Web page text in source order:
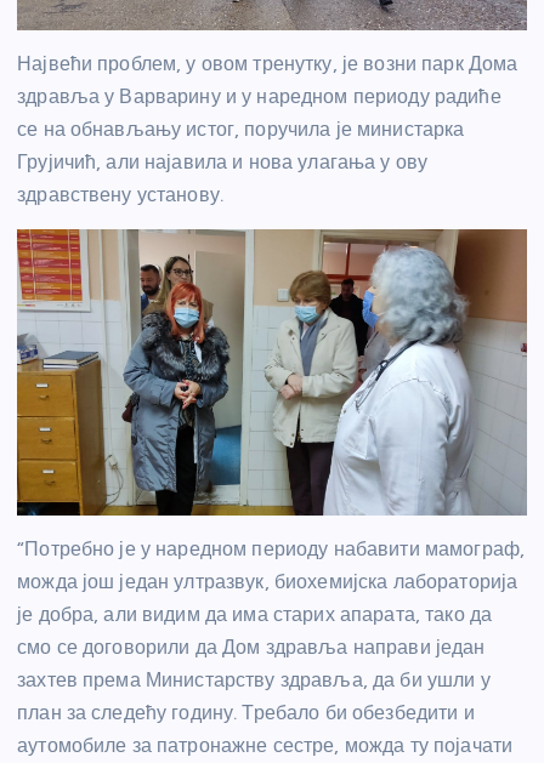
Највећи проблем, у овом тренутку, је возни парк Дома
здравља у Варварину и у наредном периоду радиће
се на обнављању истог, поручила је министарка
Грујичић, али најавила и нова улагања у ову
здравствену установу.
“Потребно је у наредном периоду набавити мамограф,
можда још један ултразвук, биохемијска лабораторија
је добра, али видим да има старих апарата, тако да
смо се договорили да Дом здравља направи један
захтев према Министарству здравља, да би ушли у
план за следећу годину. Требало би обезбедити и
аутомобиле за патронажне сестре, можда ту појачати